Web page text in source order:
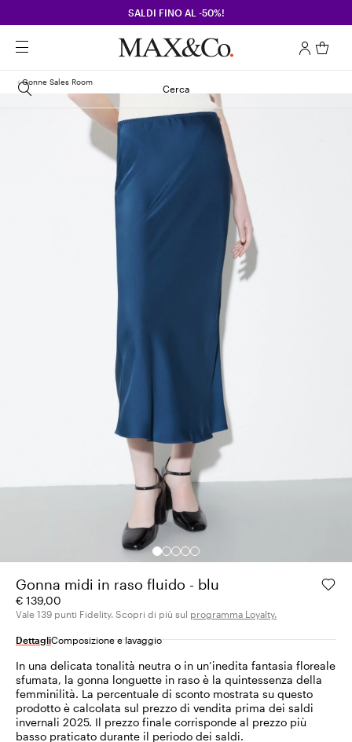
SALDI FINO AL -50%!
Cerca
Gonne Sales Room
Gonna midi in raso fluido - blu
€ 139,00
Vale 139 punti Fidelity. Scopri di più sul programma Loyalty.
DettagliComposizione e lavaggio
In una delicata tonalità neutra o in un’inedita fantasia floreale
sfumata, la gonna longuette in raso è la quintessenza della
femminilità. La percentuale di sconto mostrata su questo
prodotto è calcolata sul prezzo di vendita prima dei saldi
invernali 2025. Il prezzo finale corrisponde al prezzo più
basso praticato durante il periodo dei saldi.